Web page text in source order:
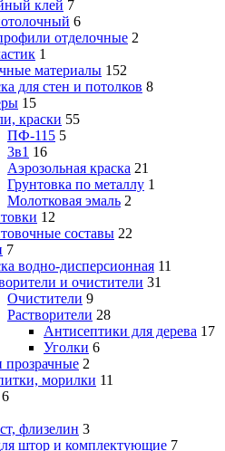
клей 7
6
отделочные 2
1
материалы 152
для стен и потолков 8
15
краски 55
ПФ-115 5
3в1 16
Аэрозольная краска 21
Грунтовка по металлу 1
Молотковая эмаль 2
12
составы 22
7
водно-дисперсионная 11
и очистители 31
Очистители 9
Растворители 28
Антисептики для дерева 17
Уголки 6
прозрачные 2
морилки 11
6
флизелин 3
штор и комплектующие 7